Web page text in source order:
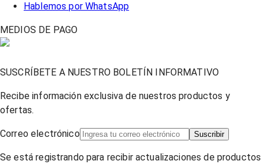
Hablemos por WhatsApp
MEDIOS DE PAGO
SUSCRÍBETE A NUESTRO BOLETÍN INFORMATIVO
Recibe información exclusiva de nuestros productos y
ofertas.
Correo electrónico Suscribir
Se está registrando para recibir actualizaciones de productos